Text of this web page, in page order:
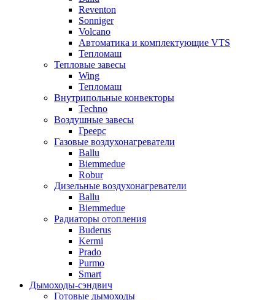
Reventon
Sonniger
Volcano
Автоматика и комплектующие VTS
Тепломаш
Тепловые завесы
Wing
Тепломаш
Внутрипольные конвекторы
Techno
Воздушные завесы
Греерс
Газовые воздухонагреватели
Ballu
Biemmedue
Robur
Дизельные воздухонагреватели
Ballu
Biemmedue
Радиаторы отопления
Buderus
Kermi
Prado
Purmo
Smart
Дымоходы-сэндвич
Готовые дымоходы